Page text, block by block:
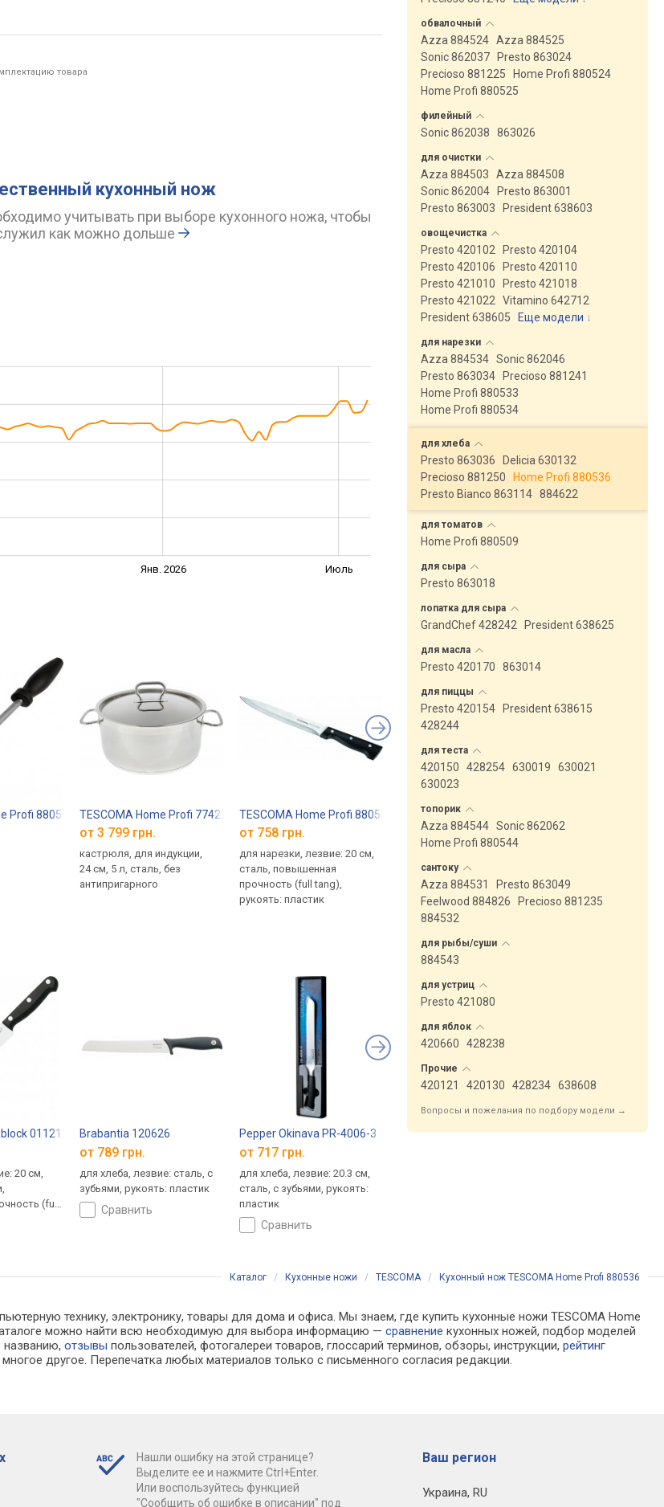
товара
кухонный нож
учитывать при выборе кухонного ножа, чтобы
как можно дольше
Янв. 2026 Июль
Profi 880550 TESCOMA Home Profi 774224
от 3 799 грн.
кастрюля, для индукции,
24 см, 5 л, сталь, без
антипригарного
TESCOMA Home Profi 880534
от 758 грн.
для нарезки, лезвие: 20 см,
сталь, повышенная
прочность (full tang),
рукоять: пластик
TESCOMA Home Profi 774018
от 2 599 грн.
18 см, 3 л, сталь, без
антипригарного
от 769 грн.
повышенная
tang), рукоять:
01121
20 см,
(full
Brabantia 120626
от 789 грн.
для хлеба, лезвие: сталь, с
зубьями, рукоять: пластик
сравнить
Pepper Okinava PR-4006-3
от 717 грн.
для хлеба, лезвие: 20.3 см,
сталь, с зубьями, рукоять:
пластик
сравнить
Tramontina Profissional Master 24627/188
Arcos Menorca
обвалочный
Azza 884524 Azza 884525
Sonic 862037
Presto 863024
Precioso 881225
Home Profi 880524
Home Profi 880525
филейный
Sonic 862038 863026
для очистки
Azza 884503
Azza 884508
Sonic 862004
Presto 863001
Presto 863003
President 638603
овощечистка
Presto 420102
Presto 420104
Presto 420106
Presto 420110
Presto 421010
Presto 421018
Presto 421022
Vitamino 642712
President 638605
Еще модели ↓
для нарезки
Azza 884534 Sonic 862046
Presto 863034
Precioso 881241
Home Profi 880533
Home Profi 880534
для хлеба
Presto 863036
Delicia 630132
Precioso 881250
Home Profi 880536
Presto Bianco 863114 884622
для томатов
Home Profi 880509
для сыра
Presto 863018
лопатка для сыра
GrandChef 428242 President 638625
для масла
Presto 420170 863014
для пиццы
Presto 420154
President 638615
428244
для теста
420150 428254 630019
630021
630023
топорик
Azza 884544 Sonic 862062
Home Profi 880544
сантоку
Azza 884531
Presto 863049
Feelwood 884826
Precioso 881235
884532
для рыбы/суши
884543
для устриц
Presto 421080
для яблок
420660 428238
Прочие
420121 420130 428234 638608
Вопросы и пожелания по подбору модели →
Каталог / Кухонные ножи / TESCOMA/ Кухонный нож TESCOMA Home Profi 880536
технику, электронику, товары для дома и офиса. Мы знаем, где купить кухонные ножи TESCOMA Home
можно найти всю необходимую для выбора информацию —сравнение кухонных ножей, подбор моделей
названию,отзывы пользователей, фотогалереи товаров, глоссарий терминов, обзоры, инструкции,рейтинг
многое другое. Перепечатка любых материалов только с письменного согласия редакции.
Нашли ошибку на этой странице?
Выделите ее и нажмите Ctrl+Enter.
Или воспользуйтесь функцией
"Сообщить об ошибке в описании" под
Ваш регион
Украина, RU